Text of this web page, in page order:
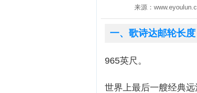
来源：
一、歌诗达邮轮长度
965英尺。
世界上最后一艘经典